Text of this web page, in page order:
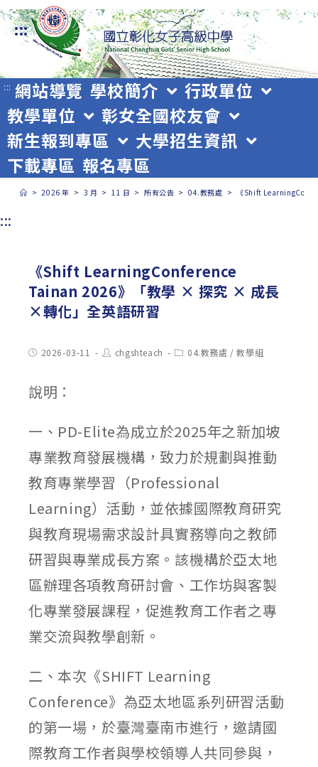
跳
轉
至
主
要
內
容
:::
::: 網站導覽 學校簡介
行政單位
教學單位
彰女全國校友會
新生報到專區
大學招生資訊
下載專區 報名專區
> 2026 年 > 3 月 > 11 日 > 所有公告 > 04.教務處 > 《Shift
:::
《Shift LearningConference
Tainan 2026》「教學 × 探究 × 成長
×轉化」全英語研習
Post2026-03-11
Post
author:
chgshteach
Post04.教務處 / 教學組
說明：
一、PD-Elite為成立於2025年之新加坡
專業教育發展機構，致力於規劃與推動
教育專業學習（Professional
Learning）活動，並依據國際教育研究
與教育現場需求設計具實務導向之教師
研習與專業成長方案。該機構於亞太地
區辦理各項教育研討會、工作坊與客製
化專業發展課程，促進教育工作者之專
業交流與教學創新。
二、本次《SHIFT Learning
Conference》為亞太地區系列研習活動
的第一場，於臺灣臺南市進行，邀請國
際教育工作者與學校領導人共同參與，